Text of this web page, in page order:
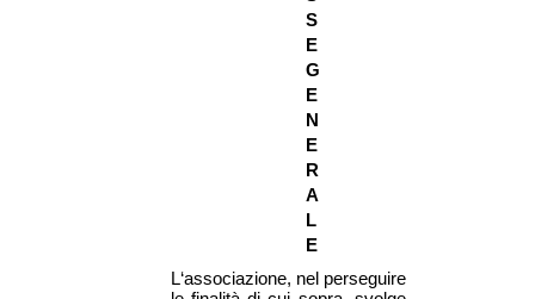
S
E
G
E
N
E
R
A
L
E
L‘associazione, nel perseguire